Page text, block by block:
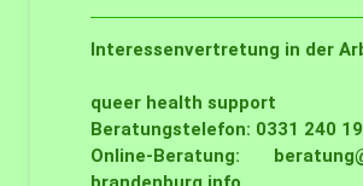
Interessenvertretung in der
queer health support
Beratungstelefon: 0331 240
Online-Beratung: